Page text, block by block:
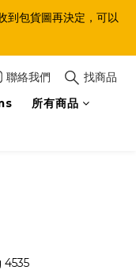
到包貨圖再決定，可以
聯絡我們
找商品
所有商品